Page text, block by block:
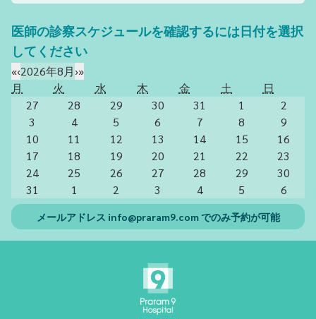
医師の診察スケジュールを確認するには日付を選択
してください
«‹2026年8月›»
月
火 水 木 金 土
日
27
28 29 30 31 1
2
3
4 5 6 7 8
9
10
11 12 13 14 15
16
17
18 19 20 21 22
23
24
25 26 27 28 29
30
31
1 2 3 4 5 6
メールアドレス info@praram9.comでのみ予約が可能